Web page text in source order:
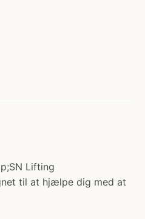
Lifting
til at hjælpe dig med at